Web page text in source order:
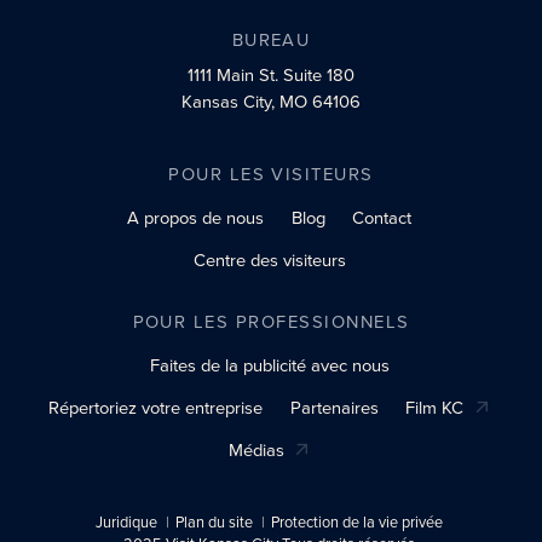
BUREAU
1111 Main St.Suite 180
Kansas City, MO 64106
POUR LES VISITEURS
A propos de nous
Blog
Contact
Centre des visiteurs
POUR LES PROFESSIONNELS
Faites de la publicité avec nous
Répertoriez votre entreprise
Partenaires
Film KC
Médias
Juridique Plan du site
Protection de la vie privée